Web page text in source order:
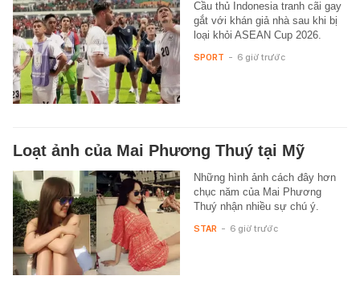
Cầu thủ Indonesia tranh cãi gay
gắt với khán giả nhà sau khi bị
loại khỏi ASEAN Cup 2026.
SPORT - 6 giờ trước
Loạt ảnh của Mai Phương Thuý tại Mỹ
Những hình ảnh cách đây hơn
chục năm của Mai Phương
Thuý nhận nhiều sự chú ý.
STAR - 6 giờ trước